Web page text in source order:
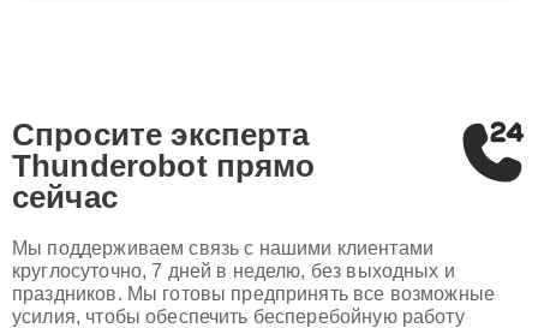
Спросите эксперта
Thunderobot прямо
сейчас
Мы поддерживаем связь с нашими клиентами
круглосуточно, 7 дней в неделю, без выходных и
праздников. Мы готовы предпринять все возможные
усилия, чтобы обеспечить бесперебойную работу